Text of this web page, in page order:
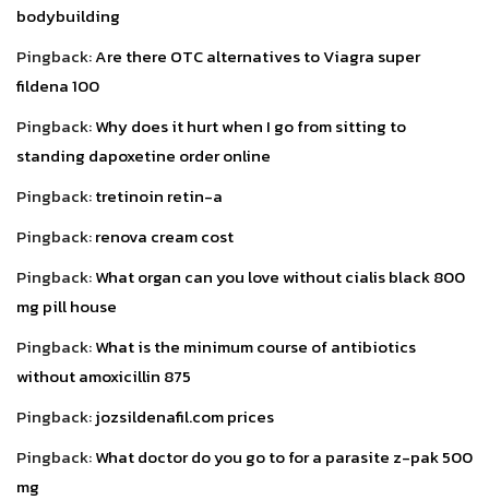
bodybuilding
Pingback:Are there OTC alternatives to Viagra super
fildena 100
Pingback:Why does it hurt when I go from sitting to
standing dapoxetine order online
Pingback:tretinoin retin-a
Pingback:renova cream cost
Pingback:What organ can you love without cialis black 800
mg pill house
Pingback:What is the minimum course of antibiotics
without amoxicillin 875
Pingback:jozsildenafil.com prices
Pingback:What doctor do you go to for a parasite z-pak 500
mg